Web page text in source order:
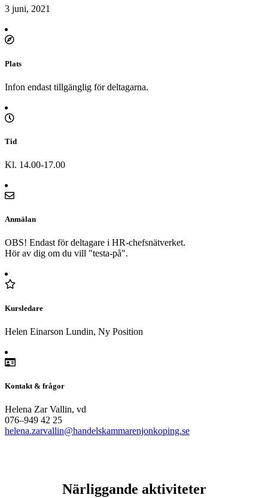
3 juni, 2021
Plats
Infon endast tillgänglig för deltagarna.
Tid
Kl. 14.00-17.00
Anmälan
OBS! Endast för deltagare i HR-chefsnätverket.
Hör av dig om du vill "testa-på".
Kursledare
Helen Einarson Lundin, Ny Position
Kontakt & frågor
Helena Zar Vallin, vd
076–949 42 25
helena.zarvallin@handelskammarenjonkoping.se
Närliggande aktiviteter